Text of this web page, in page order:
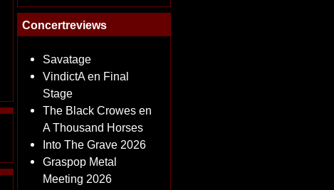
Concertreviews
Savatage
VindictA en Final
Stage
The Black Crowes en
A Thousand Horses
Into The Grave 2026
Graspop Metal
Meeting 2026